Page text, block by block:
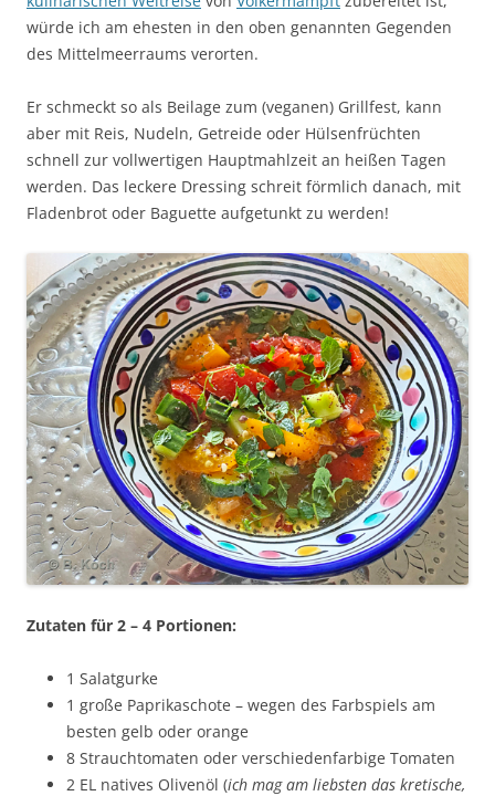
würde ich am ehesten in den oben genannten Gegenden
des Mittelmeerraums verorten.
Er schmeckt so als Beilage zum (veganen) Grillfest, kann
aber mit Reis, Nudeln, Getreide oder Hülsenfrüchten
schnell zur vollwertigen Hauptmahlzeit an heißen Tagen
werden. Das leckere Dressing schreit förmlich danach, mit
Fladenbrot oder Baguette aufgetunkt zu werden!
Zutaten für 2 – 4 Portionen:
1 Salatgurke
1 große Paprikaschote – wegen des Farbspiels am
besten gelb oder orange
8 Strauchtomaten oder verschiedenfarbige Tomaten
2 EL natives Olivenöl (ich mag am liebsten das kretische,